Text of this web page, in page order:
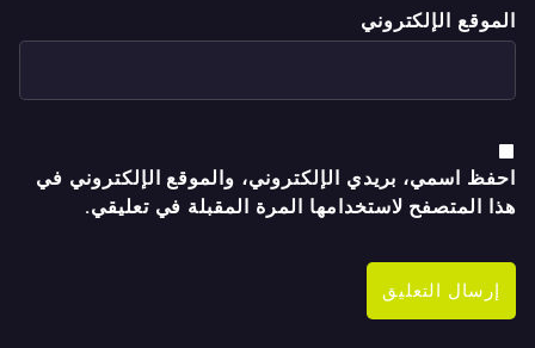
الموقع الإلكتروني
احفظ اسمي، بريدي الإلكتروني، والموقع الإلكتروني في
هذا المتصفح لاستخدامها المرة المقبلة في تعليقي.